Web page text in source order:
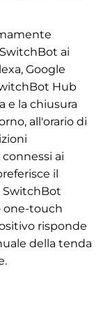
ai
Google
Hub
e la chiusura
all'orario di
ai
il
SwitchBot
one-touch
risponde
della tenda